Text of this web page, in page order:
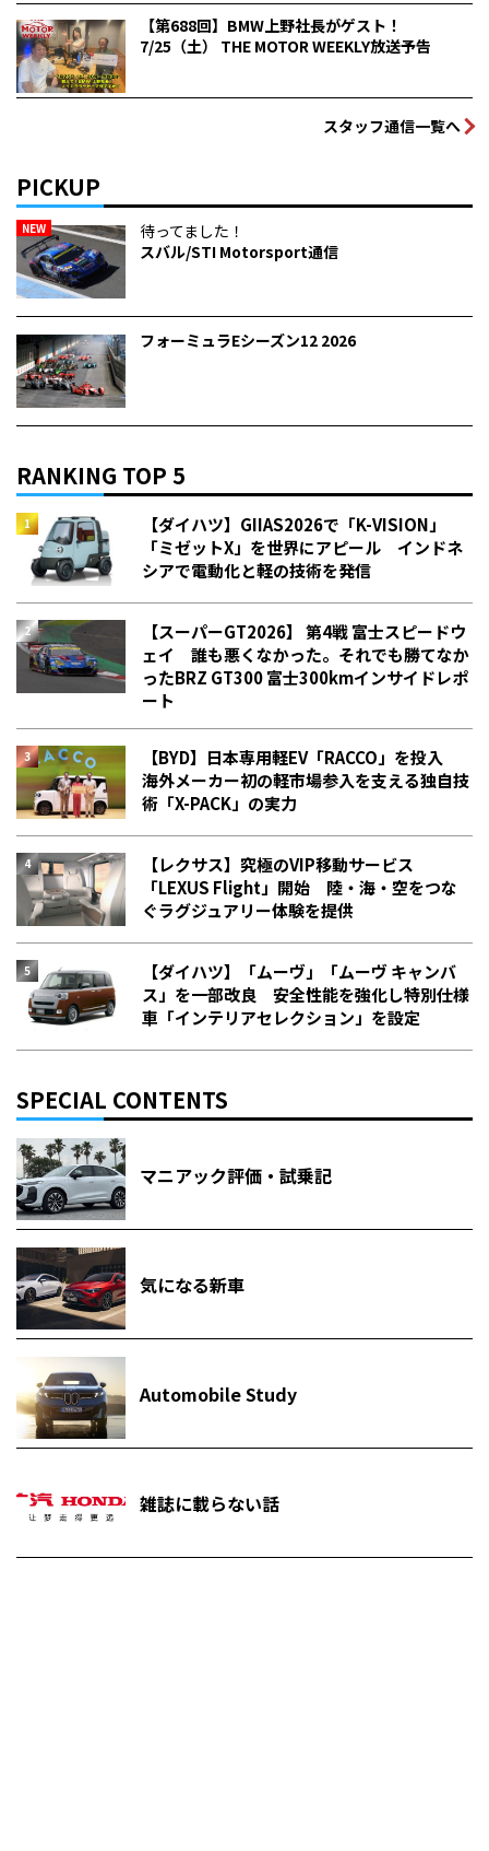
【第688回】BMW上野社長がゲスト！
7/25（土） THE MOTOR WEEKLY放送予告
スタッフ通信一覧へ
PICKUP
NEW
待ってました！
スバル/STI Motorsport通信
フォーミュラEシーズン12 2026
RANKING TOP 5
【ダイハツ】GIIAS2026で「K-VISION」
「ミゼットX」を世界にアピール インドネ
シアで電動化と軽の技術を発信
【スーパーGT2026】 第4戦 富士スピードウ
ェイ 誰も悪くなかった。それでも勝てなか
った――BRZ GT300 富士300kmインサイドレポ
ート
【BYD】日本専用軽EV「RACCO」を投入
海外メーカー初の軽市場参入を支える独自技
術「X-PACK」の実力
【レクサス】究極のVIP移動サービス
「LEXUS Flight」開始 陸・海・空をつな
ぐラグジュアリー体験を提供
【ダイハツ】「ムーヴ」「ムーヴ キャンバ
ス」を一部改良 安全性能を強化し特別仕様
車「インテリアセレクション」を設定
SPECIAL CONTENTS
マニアック評価・試乗記
気になる新車
Automobile Study
雑誌に載らない話